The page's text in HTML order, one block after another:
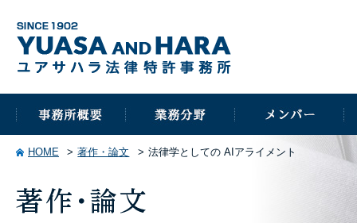
HOME 著作・論文 法律学としての AIアライメント